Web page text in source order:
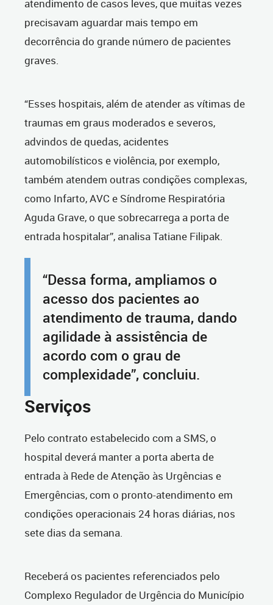
atendimento de casos leves, que muitas vezes
precisavam aguardar mais tempo em
decorrência do grande número de pacientes
graves.
“Esses hospitais, além de atender as vítimas de
traumas em graus moderados e severos,
advindos de quedas, acidentes
automobilísticos e violência, por exemplo,
também atendem outras condições complexas,
como Infarto, AVC e Síndrome Respiratória
Aguda Grave, o que sobrecarrega a porta de
entrada hospitalar”, analisa Tatiane Filipak.
“Dessa forma, ampliamos o
acesso dos pacientes ao
atendimento de trauma, dando
agilidade à assistência de
acordo com o grau de
complexidade”, concluiu.
Serviços
Pelo contrato estabelecido com a SMS, o
hospital deverá manter a porta aberta de
entrada à Rede de Atenção às Urgências e
Emergências, com o pronto-atendimento em
condições operacionais 24 horas diárias, nos
sete dias da semana.
Receberá os pacientes referenciados pelo
Complexo Regulador de Urgência do Município